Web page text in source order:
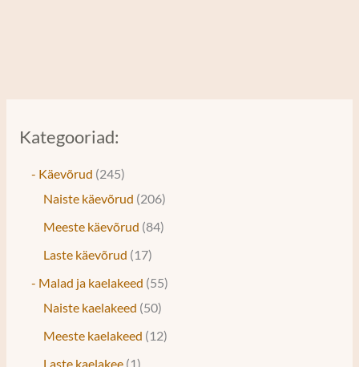
Kategooriad:
- Käevõrud 245
Naiste käevõrud 206
Meeste käevõrud 84
Laste käevõrud
17
- Malad ja kaelakeed 55
Naiste kaelakeed 50
Meeste kaelakeed
12
Laste kaelakee 1